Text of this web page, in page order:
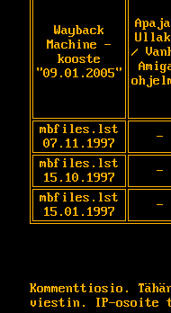
Wayback
Machine -
kooste
"09.01.2005"
/
mbfiles.lst
07.11.1997
-
mbfiles.lst
15.10.1997
-
mbfiles.lst
15.01.1997
-
Kommenttiosio.
viestin. IP-osoite